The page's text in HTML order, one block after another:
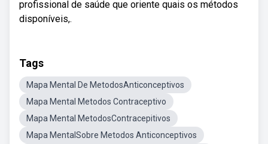
profissional de saúde que oriente quais os métodos
disponíveis,.
Tags
Mapa Mental De MetodosAnticonceptivos
Mapa Mental Metodos Contraceptivo
Mapa Mental MetodosContracepitivos
Mapa MentalSobre Metodos Anticonceptivos